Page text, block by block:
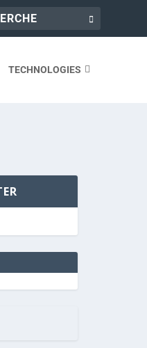
TECHNOLOGIES